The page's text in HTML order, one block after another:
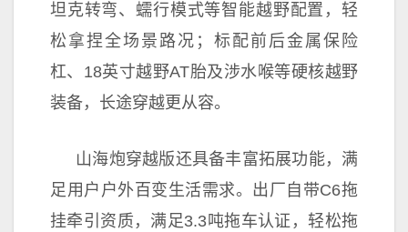
坦克转弯、蠕行模式等智能越野配置，轻
松拿捏全场景路况；标配前后金属保险
杠、18英寸越野AT胎及涉水喉等硬核越野
装备，长途穿越更从容。
山海炮穿越版还具备丰富拓展功能，满
足用户户外百变生活需求。出厂自带C6拖
挂牵引资质，满足3.3吨拖车认证，轻松拖